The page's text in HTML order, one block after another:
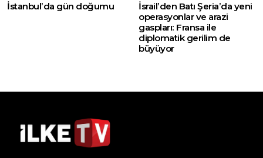
İstanbul’da gün doğumu
İsrail’den Batı Şeria’da yeni
operasyonlar ve arazi
gaspları: Fransa ile
diplomatik gerilim de
büyüyor